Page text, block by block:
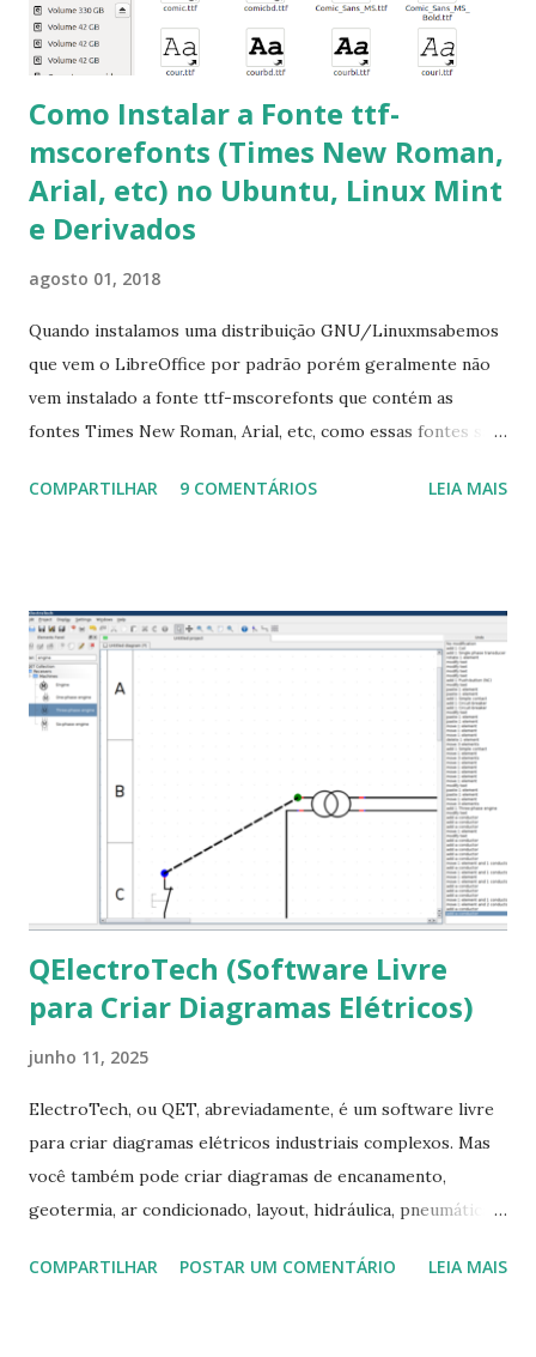
apt-get install --reinstall ttf-mscorefonts-installer
Como Instalar a Fonte ttf-
mscorefonts (Times New Roman,
Arial, etc) no Ubuntu, Linux Mint
e Derivados
agosto 01, 2018
Quando instalamos uma distribuição GNU/Linuxmsabemos
que vem o LibreOffice por padrão porém geralmente não
vem instalado a fonte ttf-mscorefonts que contém as
fontes Times New Roman, Arial, etc, como essas fontes são
a Associação Brasileira de Normas Técnicas (ABNT), exige
que contém essas fontes. Ao instalar o GNU/Linux abra o
terminal e execute o comando: $ sudo apt-get install ttf-
mscorefonts-installer Leia os termos de uso e avance
clicando em “Ok” Agora aceite os termos de uso clicando
em “Sim” Pronto agora abra o LibreOffice e veja se as
fontes Times New Roman, Arial estão instaladas. Caso
ocorra algum erro ou precisa reinstalar, execute: $ sudo
apt-get install --reinstall ttf-mscorefonts-installer
COMPARTILHAR 9 COMENTÁRIOS LEIA MAIS
QElectroTech (Software Livre
para Criar Diagramas Elétricos)
junho 11, 2025
ElectroTech, ou QET, abreviadamente, é um software livre
para criar diagramas elétricos industriais complexos. Mas
você também pode criar diagramas de encanamento,
geotermia, ar condicionado, layout, hidráulica, pneumática,
Na última versão 0.100, a coleção contém mais de 8.000
COMPARTILHAR POSTAR UM COMENTÁRIO LEIA MAIS